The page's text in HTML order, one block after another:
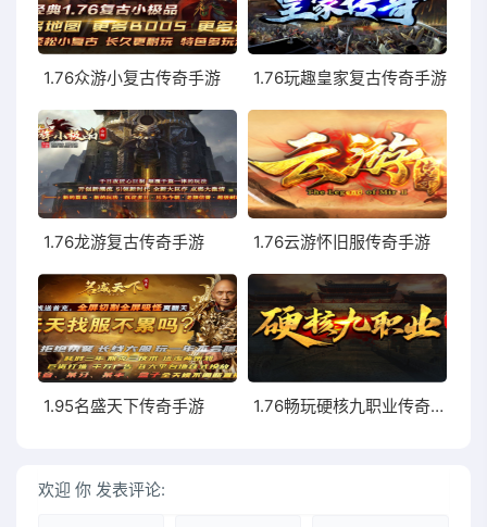
1.76众游小复古传奇手游 1.76玩趣皇家复古传奇手游
1.76龙游复古传奇手游 1.76云游怀旧服传奇手游
1.95名盛天下传奇手游 1.76畅玩硬核九职业传奇手游
欢迎 你 发表评论: